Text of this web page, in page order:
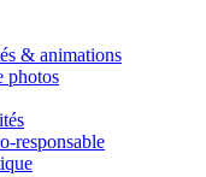
& animations
photos
responsable